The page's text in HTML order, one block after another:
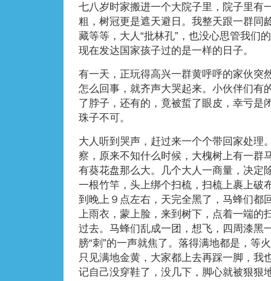
七八岁时家搬进一个大院子里，院子里有
粗，树冠更是遮天避日。我整天跟一群同
藏等等，大人“批林孔”，也没心思管我们
现在发达国家孩子过的是一样的日子。
有一天，正玩得高兴一群黄呼呼的家伙突
怎么回事，就齐声大哭起来。小伙伴们有
了脖子，还有的，竟被蜇了眼皮，幸亏是
珠子不可。
大人听到哭声，赶过来一个个带回家处理
察，原来不知什么时候，大槐树上有一群
有葵花盘那么大。几个大人一商量，决定
一根竹竿，头上绑个扫梳，扫梳上裹上破
到晚上９点左右，天完全黑了，马蜂们都
上雨衣，蒙上脸，来到树下，点着一端的
过去。马蜂们乱成一团，想飞，四周漆黑
膀“刺”的一声就焦了。落得满地都是，等
只见满地金黄，大家都上去再踩一脚，我
记自己没穿鞋了，没几下，脚心就被狠狠